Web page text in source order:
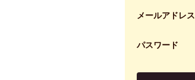
メールアドレス
パスワード